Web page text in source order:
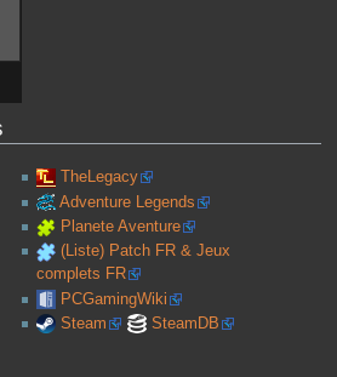
TheLegacy
Adventure Legends
Planete Aventure
(Liste) Patch FR & Jeux
complets FR
PCGamingWiki
Steam
SteamDB